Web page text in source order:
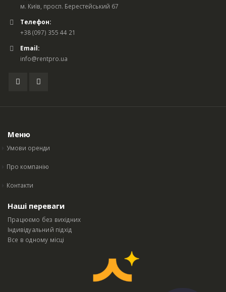
м. Київ, просп. Берестейський 67
Телефон:
+38 (097) 355 44 21
Email:
info@rentpro.ua
Меню
Умови оренди
Про компанію
Контакти
Наші переваги
Працюємо без вихідних
Індивідуальний підхід
Все в одному місці